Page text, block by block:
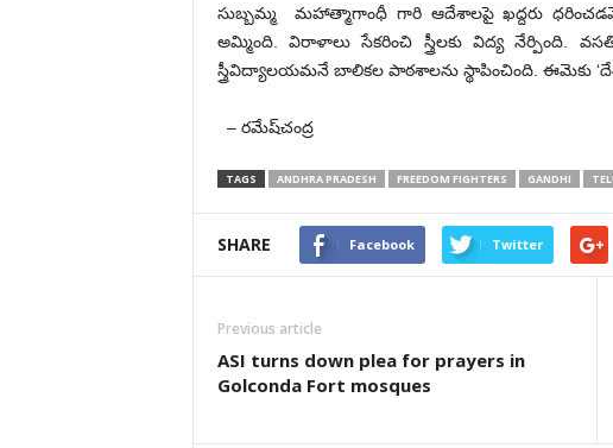
సుబ్బమ్మ మహాత్మాగాంధీ గారి ఆదేశాలపై ఖద్దరు
అమ్మింది. విరాళాలు సేకరించి స్త్రీలకు విద్య నేర్పింది.
స్త్రీవిద్యాలయమనే బాలికల పాఠశాలను స్థాపించింది. ఈమెకు
– రమేష్‌చంద్ర
TAGS ANDHRA PRADESH FREEDOM FIGHTERS GANDHI
SHARE Facebook Twitter
Previous article
ASI turns down plea for prayers in
Golconda Fort mosques